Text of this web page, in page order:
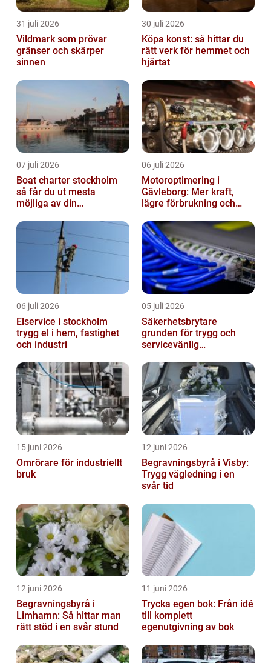
31 juli 2026
Vildmark som prövar
gränser och skärper
sinnen
30 juli 2026
Köpa konst: så hittar du
rätt verk för hemmet och
hjärtat
07 juli 2026
Boat charter stockholm
så får du ut mesta
möjliga av din
06 juli 2026
Motoroptimering i
Gävleborg: Mer kraft,
lägre förbrukning och
06 juli 2026
Elservice i stockholm
trygg el i hem, fastighet
och industri
05 juli 2026
Säkerhetsbrytare
grunden för trygg och
servicevänlig
15 juni 2026
Omrörare för industriellt
bruk
12 juni 2026
Begravningsbyrå i Visby:
Trygg vägledning i en
svår tid
12 juni 2026
Begravningsbyrå i
Limhamn: Så hittar man
rätt stöd i en svår stund
11 juni 2026
Trycka egen bok: Från idé
till komplett
egenutgivning av bok